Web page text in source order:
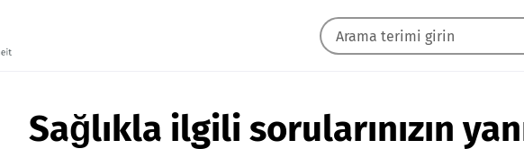
Sağlıkla ilgili sorularınızın